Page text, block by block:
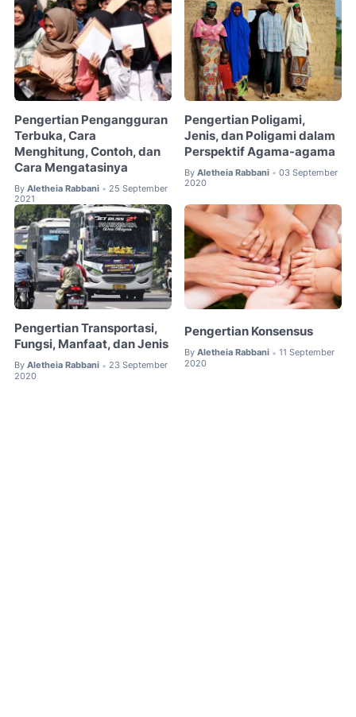
Pengertian Pengangguran
Terbuka, Cara
Menghitung, Contoh, dan
Cara Mengatasinya
By Aletheia Rabbani • 25 September
2021
Pengertian Poligami,
Jenis, dan Poligami dalam
Perspektif Agama-agama
By Aletheia Rabbani • 03 September
2020
Pengertian Transportasi,
Fungsi, Manfaat, dan Jenis
By Aletheia Rabbani • 23 September
2020
Pengertian Konsensus
By Aletheia Rabbani • 11 September
2020